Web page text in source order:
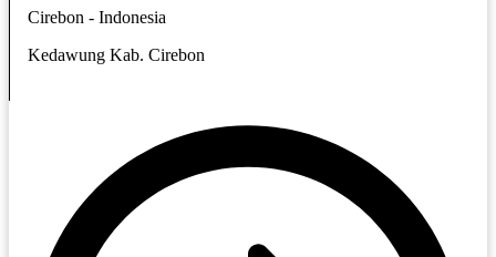
Cirebon - Indonesia
Kedawung Kab. Cirebon